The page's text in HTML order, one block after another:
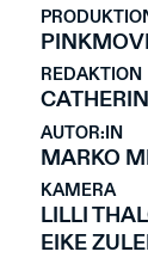
REDAKTION
AUTOR:IN
MARKO
KAMERA
LILLI
EIKE